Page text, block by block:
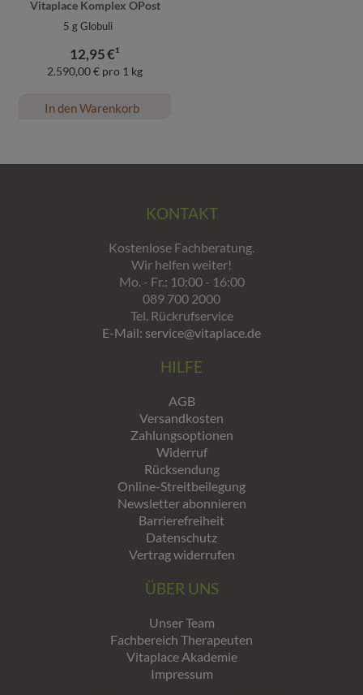
teilweise an Dritte wie z.B. Google oder soziale
Medien übertragen werden.
12,95€¹
2.590,00 € pro 1 kg
Vitaplace Komplex OPost
5 g Globuli
In den Warenkorb
KONTAKT
Kostenlose Fachberatung.
Wir helfen weiter!
Mo. - Fr.: 10:00 - 16:00
089 700 2000
Tel. Rückrufservice
E-Mail: service@vitaplace.de
HILFE
AGB
Versandkosten
Zahlungsoptionen
Widerruf
Rücksendung
Online-Streitbeilegung
Newsletter abonnieren
Barrierefreiheit
Datenschutz
Vertrag widerrufen
ÜBER UNS
Unser Team
Fachbereich Therapeuten
Vitaplace Akademie
Impressum